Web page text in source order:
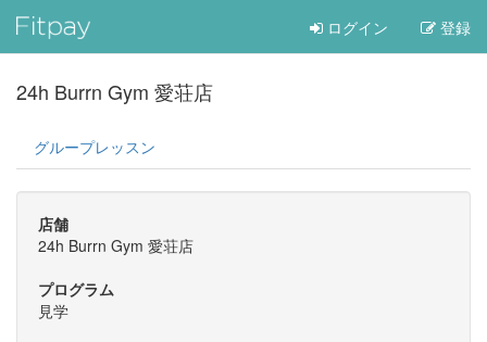
ログイン 登録
24h Burrn Gym 愛荘店
グループレッスン
店舗
24h Burrn Gym 愛荘店
プログラム
見学